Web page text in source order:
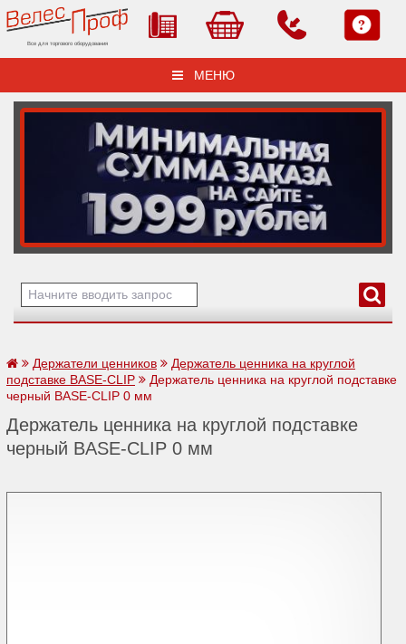
Все для торгового оборудования
МЕНЮ
Держатели ценников
Держатель ценника на круглой
подставке BASE-CLIP
Держатель ценника на круглой подставке
черный BASE-CLIP 0 мм
Держатель ценника на круглой подставке
черный BASE-CLIP 0 мм